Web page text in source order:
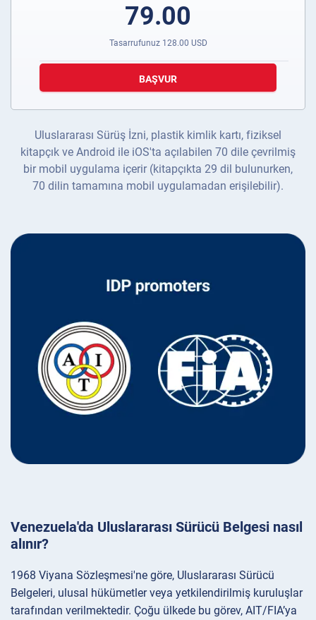
79.00
Tasarrufunuz 128.00 USD
BAŞVUR
Uluslararası Sürüş İzni, plastik kimlik kartı, fiziksel
kitapçık ve Android ile iOS'ta açılabilen 70 dile çevrilmiş
bir mobil uygulama içerir (kitapçıkta 29 dil bulunurken,
70 dilin tamamına mobil uygulamadan erişilebilir).
Venezuela'da Uluslararası Sürücü Belgesi nasıl
alınır?
1968 Viyana Sözleşmesi'ne göre, Uluslararası Sürücü
Belgeleri, ulusal hükümetler veya yetkilendirilmiş kuruluşlar
tarafından verilmektedir. Çoğu ülkede bu görev, AIT/FIA’ya